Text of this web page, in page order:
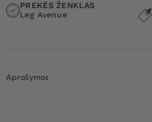
PREKĖS ŽENKLAS
Leg Avenue
Aprašymas